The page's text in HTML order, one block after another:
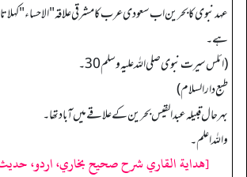
عہد نبوی کا بحرین اب سعودی عرب کا مشرقی علاقہ "الاحساء"
ہے۔
(ائلس سیرت نبوی صلی اللہ علیه وسلم 30۔
طبع دارالسلام)
بہر حال قبیلہ عبدالقیس بحرین کے علاقے میں آباد تھا۔
واللہ اعلم۔
[هداية القاري شرح صحيح بخاري، اردو، حدیث/